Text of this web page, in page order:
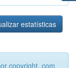
estatísticas
copyright, com